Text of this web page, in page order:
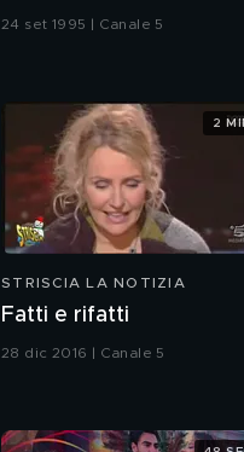
24 set 1995 | Canale 5
STRISCIA LA NOTIZIA
Fatti e rifatti
28 dic 2016 | Canale 5
2